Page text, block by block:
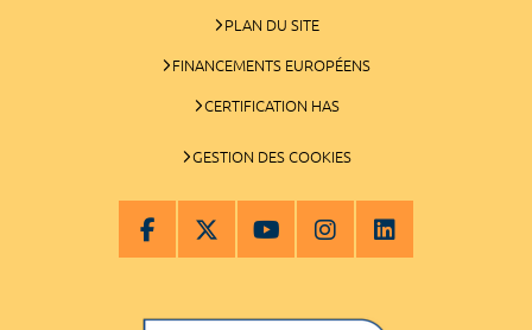
PLAN DU SITE
FINANCEMENTS EUROPÉENS
CERTIFICATION HAS
GESTION DES COOKIES